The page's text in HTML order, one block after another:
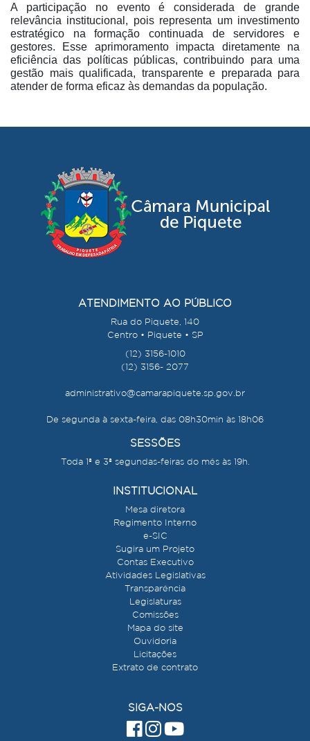
A participação no evento é considerada de grande
relevância institucional, pois representa um investimento
estratégico na formação continuada de servidores e
gestores. Esse aprimoramento impacta diretamente na
eficiência das políticas públicas, contribuindo para uma
gestão mais qualificada, transparente e preparada para
atender de forma eficaz às demandas da população.
ATENDIMENTO AO PÚBLICO
Rua do Piquete, 140
Centro • Piquete • SP
(12) 3156-1010
(12) 3156- 2077
administrativo@camarapiquete.sp.gov.br
De segunda à sexta-feira, das 08h30min às 18h06
SESSÕES
Toda 1ª e 3ª segundas-feiras do mês às 19h.
INSTITUCIONAL
Mesa diretora
Regimento Interno
e-SIC
Sugira um Projeto
Contas Executivo
Atividades Legislativas
Transparência
Legislaturas
Comissões
Mapa do site
Ouvidoria
Licitações
Extrato de contrato
SIGA-NOS